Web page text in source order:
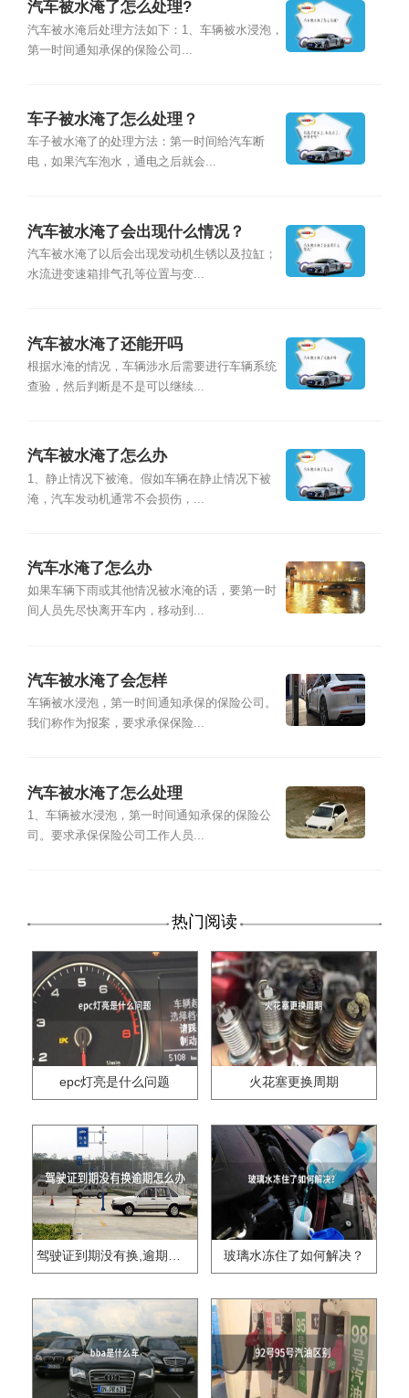
汽车被水淹了怎么处理?
汽车被水淹后处理方法如下：1、车辆被水浸泡，
第一时间通知承保的保险公司...
车子被水淹了怎么处理？
车子被水淹了的处理方法：第一时间给汽车断
电，如果汽车泡水，通电之后就会...
汽车被水淹了会出现什么情况？
汽车被水淹了以后会出现发动机生锈以及拉缸；
水流进变速箱排气孔等位置与变...
汽车被水淹了还能开吗
根据水淹的情况，车辆涉水后需要进行车辆系统
查验，然后判断是不是可以继续...
汽车被水淹了怎么办
1、静止情况下被淹。假如车辆在静止情况下被
淹，汽车发动机通常不会损伤，...
汽车水淹了怎么办
如果车辆下雨或其他情况被水淹的话，要第一时
间人员先尽快离开车内，移动到...
汽车被水淹了会怎样
车辆被水浸泡，第一时间通知承保的保险公司。
我们称作为报案，要求承保保险...
汽车被水淹了怎么处理
1、车辆被水浸泡，第一时间通知承保的保险公
司。要求承保保险公司工作人员...
热门阅读
epc灯亮是什么问题 火花塞更换周期
驾驶证到期没有换,逾期怎么办?? 玻璃水冻住了如何解决？